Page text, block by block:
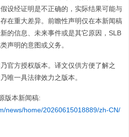
设经证明是不正确的，实际结果可能与
在重大差异。前瞻性声明仅在本新闻稿
的信息、未来事件或是其它原因，SLB
声明的意图或义务。
官方授权版本。译文仅供方便了解之
唯一具法律效力之版本。
版本新闻稿:
news/home/20260615018889/zh-CN/